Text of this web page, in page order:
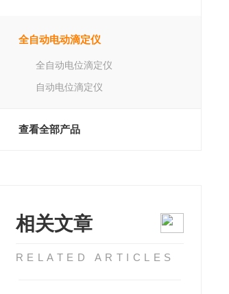
全自动电动滴定仪
全自动电位滴定仪
自动电位滴定仪
查看全部产品
相关文章
RELATED ARTICLES